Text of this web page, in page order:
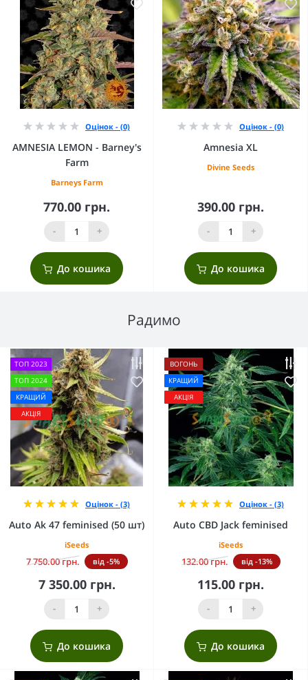
Оцінок - (0)
AMNESIA LEMON - Barney's
Farm
Barneys Farm
770.00 грн.
- +
До кошика
Оцінок - (0)
Amnesia XL
Divine Seeds
390.00 грн.
- +
До кошика
Радимо
ТОП 2023
ТОП 2024
КРАЩИЙ
АКЦІЯ
Оцінок - (3)
Auto Ak 47 feminised (50 шт)
iSeeds
7 750.00 грн. від -5%
7 350.00 грн.
- +
До кошика
ВОГОНЬ
КРАЩИЙ
АКЦІЯ
Оцінок - (3)
Auto CBD Jack feminised
iSeeds
132.00 грн. від -13%
115.00 грн.
- +
До кошика